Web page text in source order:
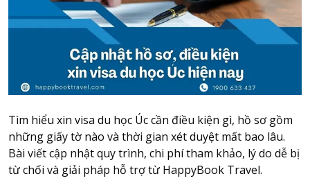
Travel SIM
Vietnam travel SIM
International travel SIM
Tours
Domestic tours
International Tours
Yacht
Tìm hiểu xin visa du học Úc cần điều kiện gì, hồ sơ gồm
những giấy tờ nào và thời gian xét duyệt mất bao lâu.
Bài viết cập nhật quy trình, chi phí tham khảo, lý do dễ bị
từ chối và giải pháp hỗ trợ từ HappyBook Travel.